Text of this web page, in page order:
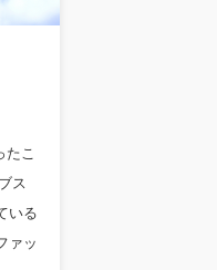
たこ
ス
いる
ァッ